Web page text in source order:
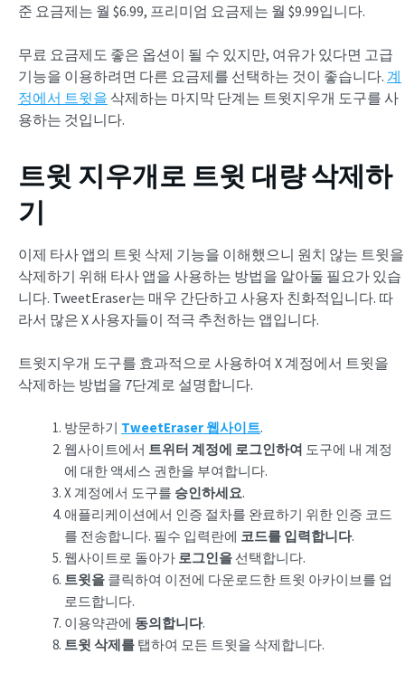
준 요금제는 월 $6.99, 프리미엄 요금제는 월 $9.99입니다.
무료 요금제도 좋은 옵션이 될 수 있지만, 여유가 있다면 고급
기능을 이용하려면 다른 요금제를 선택하는 것이 좋습니다. 계
정에서 트윗을 삭제하는 마지막 단계는 트윗지우개 도구를 사
용하는 것입니다.
트윗 지우개로 트윗 대량 삭제하
기
이제 타사 앱의 트윗 삭제 기능을 이해했으니 원치 않는 트윗을
삭제하기 위해 타사 앱을 사용하는 방법을 알아둘 필요가 있습
니다. TweetEraser는 매우 간단하고 사용자 친화적입니다. 따
라서 많은 X 사용자들이 적극 추천하는 앱입니다.
트윗지우개 도구를 효과적으로 사용하여 X 계정에서 트윗을
삭제하는 방법을 7단계로 설명합니다.
방문하기 TweetEraser 웹사이트.
웹사이트에서 트위터 계정에 로그인하여 도구에 내 계정
에 대한 액세스 권한을 부여합니다.
X 계정에서 도구를 승인하세요.
애플리케이션에서 인증 절차를 완료하기 위한 인증 코드
를 전송합니다. 필수 입력란에 코드를 입력합니다.
웹사이트로 돌아가 로그인을 선택합니다.
트윗을 클릭하여 이전에 다운로드한 트윗 아카이브를 업
로드합니다.
이용약관에 동의합니다.
트윗 삭제를 탭하여 모든 트윗을 삭제합니다.